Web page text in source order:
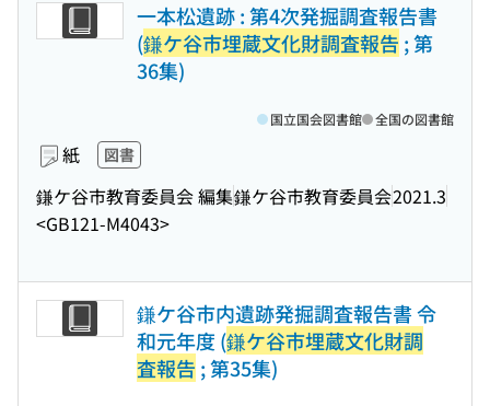
一本松遺跡 : 第4次発掘調査報告書
(鎌ケ谷市埋蔵文化財調査報告 ; 第
36集)
紙 図書
鎌ケ谷市教育委員会 編集鎌ケ谷市教育委員会2021.3
<GB121-M4043>
国立国会図書館 全国の図書館
鎌ケ谷市内遺跡発掘調査報告書 令
和元年度 (鎌ケ谷市埋蔵文化財調
査報告 ; 第35集)